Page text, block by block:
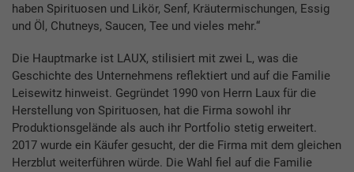
haben Spirituosen und Likör, Senf, Kräutermischungen, Essig
und Öl, Chutneys, Saucen, Tee und vieles mehr.“
Die Hauptmarke ist LAUX, stilisiert mit zwei L, was die
Geschichte des Unternehmens reflektiert und auf die Familie
Leisewitz hinweist. Gegründet 1990 von Herrn Laux für die
Herstellung von Spirituosen, hat die Firma sowohl ihr
Produktionsgelände als auch ihr Portfolio stetig erweitert.
2017 wurde ein Käufer gesucht, der die Firma mit dem gleichen
Herzblut weiterführen würde. Die Wahl fiel auf die Familie